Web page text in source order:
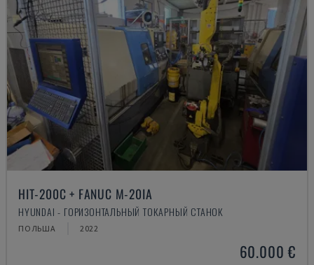
HIT-200C + FANUC M-20IA
HYUNDAI - ГОРИЗОНТАЛЬНЫЙ ТОКАРНЫЙ СТАНОК
ПОЛЬША 2022
60.000 €